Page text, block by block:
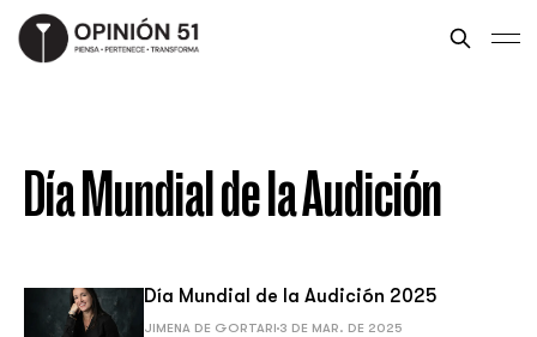
Día Mundial de la Audición
Día Mundial de la Audición 2025
JIMENA DE GORTARI 3 DE MAR. DE 2025